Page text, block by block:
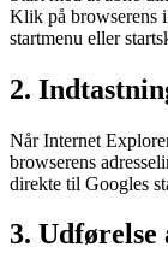
Klik på browserens
startmenu eller
2.
Når Internet
browserens
direkte til Googles
3. Udførelse